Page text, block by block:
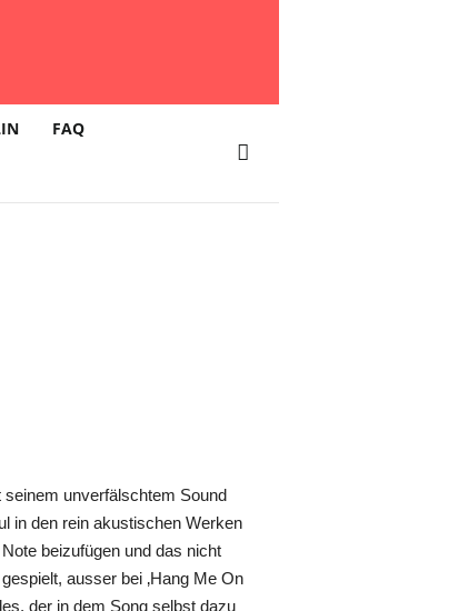
FAQ
seinem unverfälschtem Sound
in den rein akustischen Werken
beizufügen und das nicht
ausser bei ‚Hang Me On
der in dem Song selbst dazu